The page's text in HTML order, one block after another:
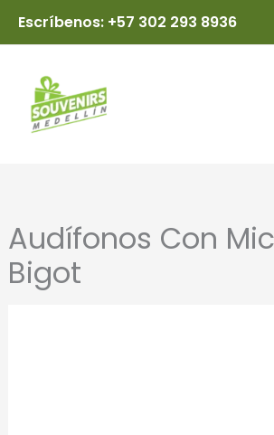
Escríbenos: +57 302 293 8936
Audífonos Con
Bigot